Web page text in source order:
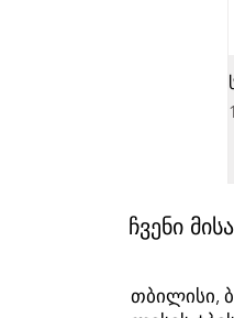
ჩვენი
თბილისი,